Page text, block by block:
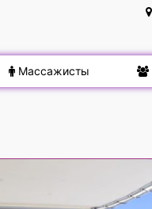
Массажисты